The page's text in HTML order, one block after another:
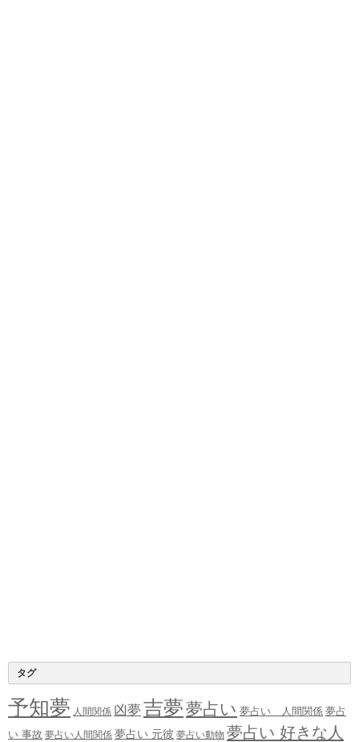
タグ
予知夢 人間関係 凶夢 吉夢夢占い 夢占い 人間関係 夢占
い 事故 夢占い人間関係 夢占い 元彼 夢占い動物 夢占い 好きな人